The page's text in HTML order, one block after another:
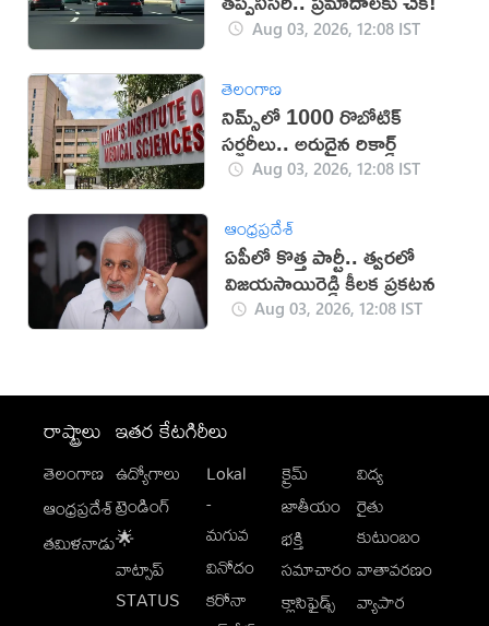
Aug 03, 2026, 12:08 IST
తెలంగాణ
నిమ్స్‌లో 1000 రొబోటిక్
సర్జరీలు.. అరుదైన రికార్డ్
Aug 03, 2026, 12:08 IST
ఆంధ్రప్రదేశ్
ఏపీలో కొత్త పార్టీ.. త్వరలో
విజయసాయిరెడ్డి కీలక ప్రకటన
Aug 03, 2026, 12:08 IST
రాష్ట్రాలు
తెలంగాణ
ఆంధ్రప్రదేశ్
తమిళనాడు
ఇతర కేటగిరీలు
ఉద్యోగాలు
ట్రెండింగ్
🌟
వాట్సాప్
STATUS
Lokal
-
మగువ
వినోదం
కరోనా
క్రైమ్
జాతీయం
భక్తి
సమాచారం
క్లాసిఫైడ్స్
విద్య
రైతు
కుటుంబం
వాతావరణం
వ్యాపార